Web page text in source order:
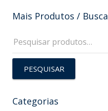
Mais Produtos / Busca
PESQUISAR
Categorias